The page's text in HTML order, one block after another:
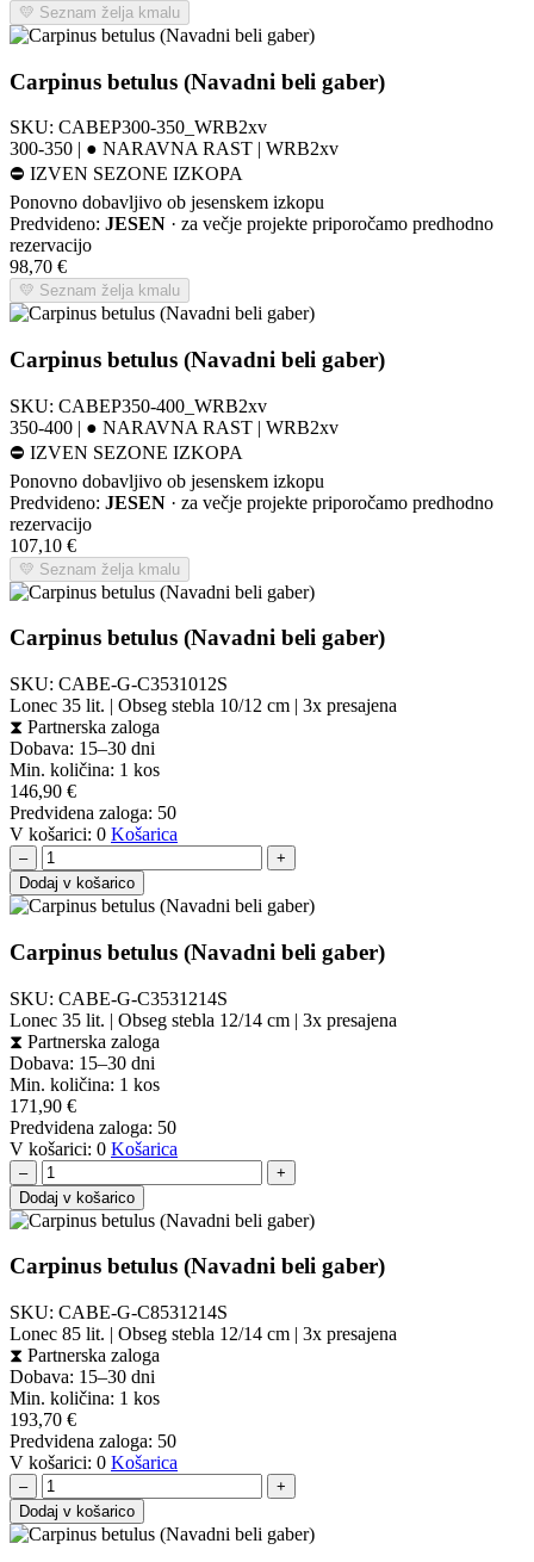
💛 Seznam želja kmalu
Carpinus betulus (Navadni beli gaber)
SKU: CABEP300-350_WRB2xv
300-350 | ● NARAVNA RAST | WRB2xv
⛔ IZVEN SEZONE IZKOPA
Ponovno dobavljivo ob jesenskem izkopu
Predvideno: JESEN · za večje projekte priporočamo predhodno
rezervacijo
98,70 €
💛 Seznam želja kmalu
Carpinus betulus (Navadni beli gaber)
SKU: CABEP350-400_WRB2xv
350-400 | ● NARAVNA RAST | WRB2xv
⛔ IZVEN SEZONE IZKOPA
Ponovno dobavljivo ob jesenskem izkopu
Predvideno: JESEN · za večje projekte priporočamo predhodno
rezervacijo
107,10 €
💛 Seznam želja kmalu
Carpinus betulus (Navadni beli gaber)
SKU: CABE-G-C3531012S
Lonec 35 lit. | Obseg stebla 10/12 cm | 3x presajena
⧗ Partnerska zaloga
Dobava: 15–30 dni
Min. količina: 1 kos
146,90 €
Predvidena zaloga: 50
V košarici: 0 Košarica
–
+
Dodaj v košarico
Carpinus betulus (Navadni beli gaber)
SKU: CABE-G-C3531214S
Lonec 35 lit. | Obseg stebla 12/14 cm | 3x presajena
⧗ Partnerska zaloga
Dobava: 15–30 dni
Min. količina: 1 kos
171,90 €
Predvidena zaloga: 50
V košarici: 0 Košarica
–
+
Dodaj v košarico
Carpinus betulus (Navadni beli gaber)
SKU: CABE-G-C8531214S
Lonec 85 lit. | Obseg stebla 12/14 cm | 3x presajena
⧗ Partnerska zaloga
Dobava: 15–30 dni
Min. količina: 1 kos
193,70 €
Predvidena zaloga: 50
V košarici: 0 Košarica
–
+
Dodaj v košarico